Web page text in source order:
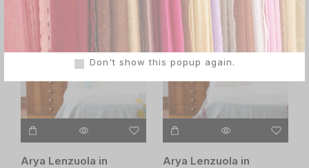
Don't show this popup again.
Arya Lenzuola in
Arya Lenzuola in